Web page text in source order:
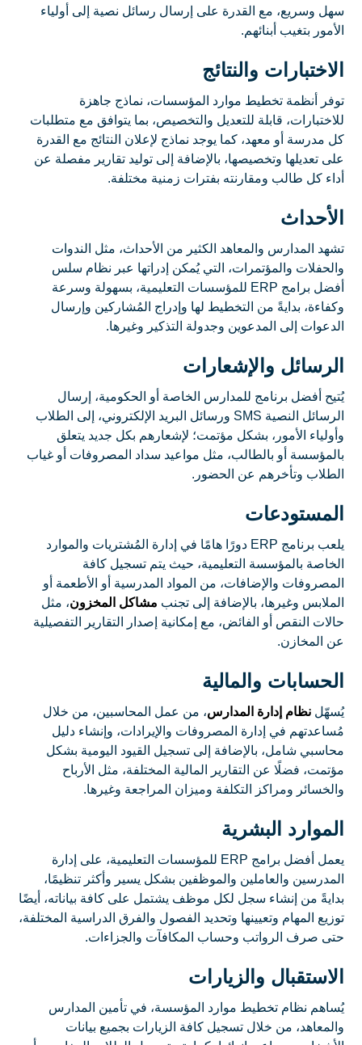
سهل وسريع، مع القدرة على إرسال رسائل نصية إلى أولياء
الأمور بتغيب أبنائهم.
الاختبارات والنتائج
توفر أنظمة تخطيط موارد المؤسسات، نماذج جاهزة
للاختبارات، قابلة للتعديل والتخصيص، بما يتوافق مع متطلبات
كل مدرسة أو معهد، كما يوجد نماذج لإعلان النتائج مع القدرة
على تعديلها وتخصيصها، بالإضافة إلى توليد تقارير مفصلة عن
أداء كل طالب ومقارنته بفترات زمنية مختلفة.
الأحداث
تشهد المدارس والمعاهد الكثير من الأحداث، مثل الندوات
والحفلات والمؤتمرات، التي يُمكن إدراتها عبر نظام سلس
أفضل برامج ERP للمؤسسات التعليمية، بسهولة وسرعة
وكفاءة، بدايةً من التخطيط لها وإدراج المُشاركين وإرسال
الدعوات إلى المدعوين وجدولة التذكير وغيرها.
الرسائل والإشعارات
يُتيح أفضل برنامج للمدارس الخاصة أو الحكومية، إرسال
الرسائل النصية SMS ورسائل البريد الإلكتروني، إلى الطلاب
وأولياء الأمور، بشكل مؤتمت؛ لإشعارهم بكل جديد يتعلق
بالمؤسسة أو بالطالب، مثل مواعيد سداد المصروفات أو غياب
الطلاب وتأخرهم عن الحضور.
المستودعات
يلعب برنامج ERP دورًا هامًا في إدارة المُشتريات والموارد
الخاصة بالمؤسسة التعليمية، حيث يتم تسجيل كافة
المصروفات والإضافات، من المواد المدرسية أو الأطعمة أو
الملابس وغيرها، بالإضافة إلى تجنب مشاكل المخزون، مثل
حالات النقص أو الفائض، مع إمكانية إصدار التقارير التفصيلية
عن المخازن.
الحسابات والمالية
يُسهّلنظام إدارة المدارس، من عمل المحاسبين، من خلال
مُساعدتهم في إدارة المصروفات والإيرادات، وإنشاء دليل
محاسبي شامل، بالإضافة إلى تسجيل القيود اليومية بشكل
مؤتمت، فضلًا عن التقارير المالية المختلفة، مثل الأرباح
والخسائر ومراكز التكلفة وميزان المراجعة وغيرها.
الموارد البشرية
يعمل أفضل برامج ERP للمؤسسات التعليمية، على إدارة
المدرسين والعاملين والموظفين بشكل يسير وأكثر تنظيمًا،
بدايةً من إنشاء سجل لكل موظف يشتمل على كافة بياناته، أيضًا
توزيع المهام وتعيينها وتحديد الفصول والفرق الدراسية المختلفة،
حتى صرف الرواتب وحساب المكافآت والجزاءات.
الاستقبال والزيارات
يُساهم نظام تخطيط موارد المؤسسة، في تأمين المدارس
والمعاهد، من خلال تسجيل كافة الزيارات بجميع بيانات